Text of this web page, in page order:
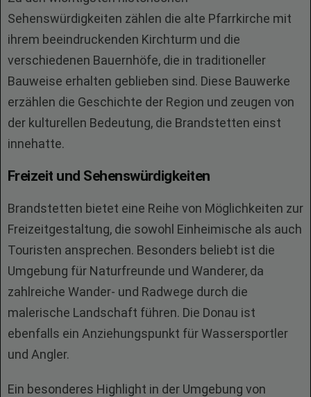
Sehenswürdigkeiten zählen die alte Pfarrkirche mit
ihrem beeindruckenden Kirchturm und die
verschiedenen Bauernhöfe, die in traditioneller
Bauweise erhalten geblieben sind. Diese Bauwerke
erzählen die Geschichte der Region und zeugen von
der kulturellen Bedeutung, die Brandstetten einst
innehatte.
Freizeit und Sehenswürdigkeiten
Brandstetten bietet eine Reihe von Möglichkeiten zur
Freizeitgestaltung, die sowohl Einheimische als auch
Touristen ansprechen. Besonders beliebt ist die
Umgebung für Naturfreunde und Wanderer, da
zahlreiche Wander- und Radwege durch die
malerische Landschaft führen. Die Donau ist
ebenfalls ein Anziehungspunkt für Wassersportler
und Angler.
Ein besonderes Highlight in der Umgebung von